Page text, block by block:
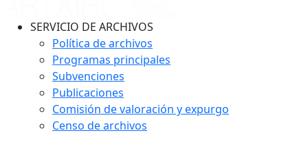
SERVICIO DE ARCHIVOS
Política de archivos
Programas principales
Subvenciones
Publicaciones
Comisión de valoración y expurgo
Censo de archivos